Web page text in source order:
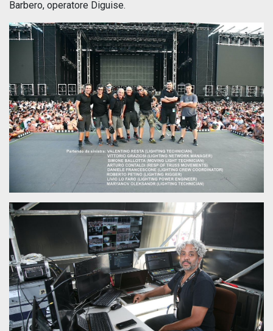
Barbero, operatore Diguise.